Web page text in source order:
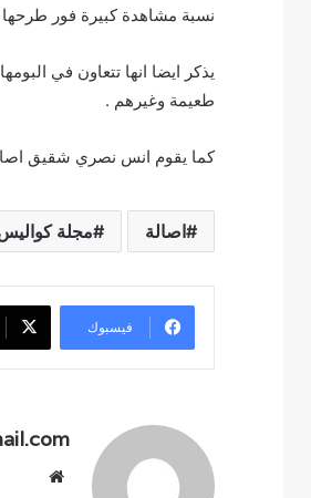
نسبة مشاهدة كبيرة فور
يذكر ايضا انها تتعاون في
طعيمة وغيرهم .
كما يقوم انس نصري شقيق اصالة
اصالة مجلة
فيسبوك